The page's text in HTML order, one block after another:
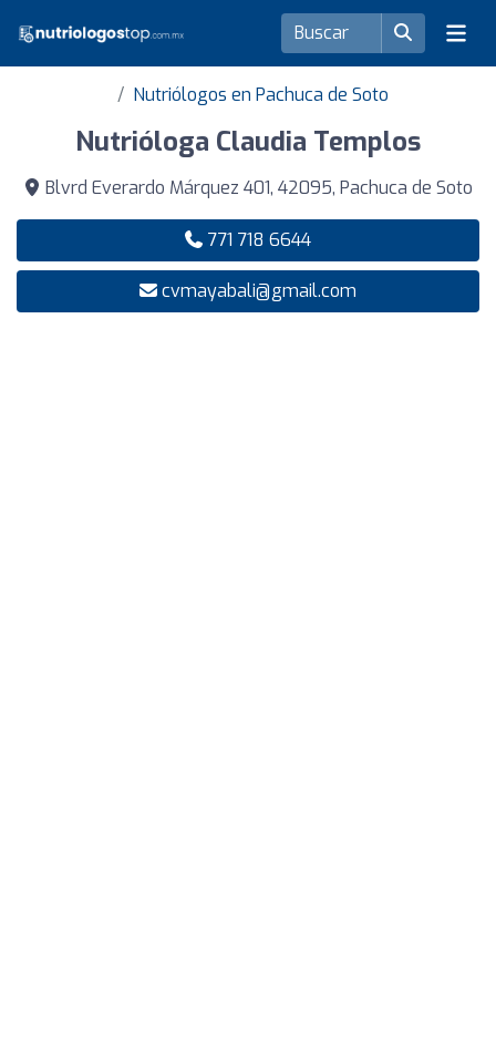
Nutriólogos en Pachuca de Soto
Nutrióloga Claudia Templos
Blvrd Everardo Márquez 401, 42095, Pachuca de Soto
771 718 6644
cvmayabali@gmail.com